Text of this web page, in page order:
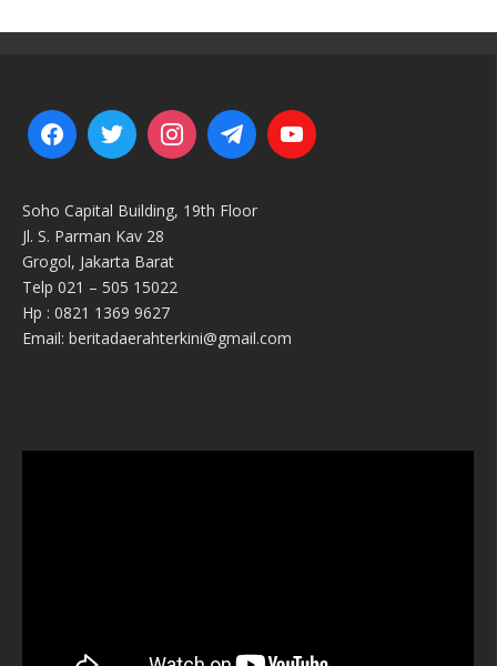
Soho Capital Building, 19th Floor
Jl. S. Parman Kav 28
Grogol, Jakarta Barat
Telp 021 – 505 15022
Hp : 0821 1369 9627
Email: beritadaerahterkini@gmail.com